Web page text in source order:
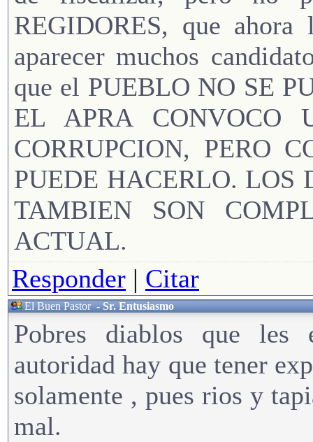
REGIDORES, que
aparecer muchos
que el PUEBLO NO SE
EL APRA CONVOCO
CORRUPCION, PERO
PUEDE HACERLO. LOS
TAMBIEN SON
ACTUAL.
Responder | Citar
El Buen Pastor-Sr. Entusiasmo
Pobres diablos que
autoridad hay que tener
solamente , pues rios y
mal.